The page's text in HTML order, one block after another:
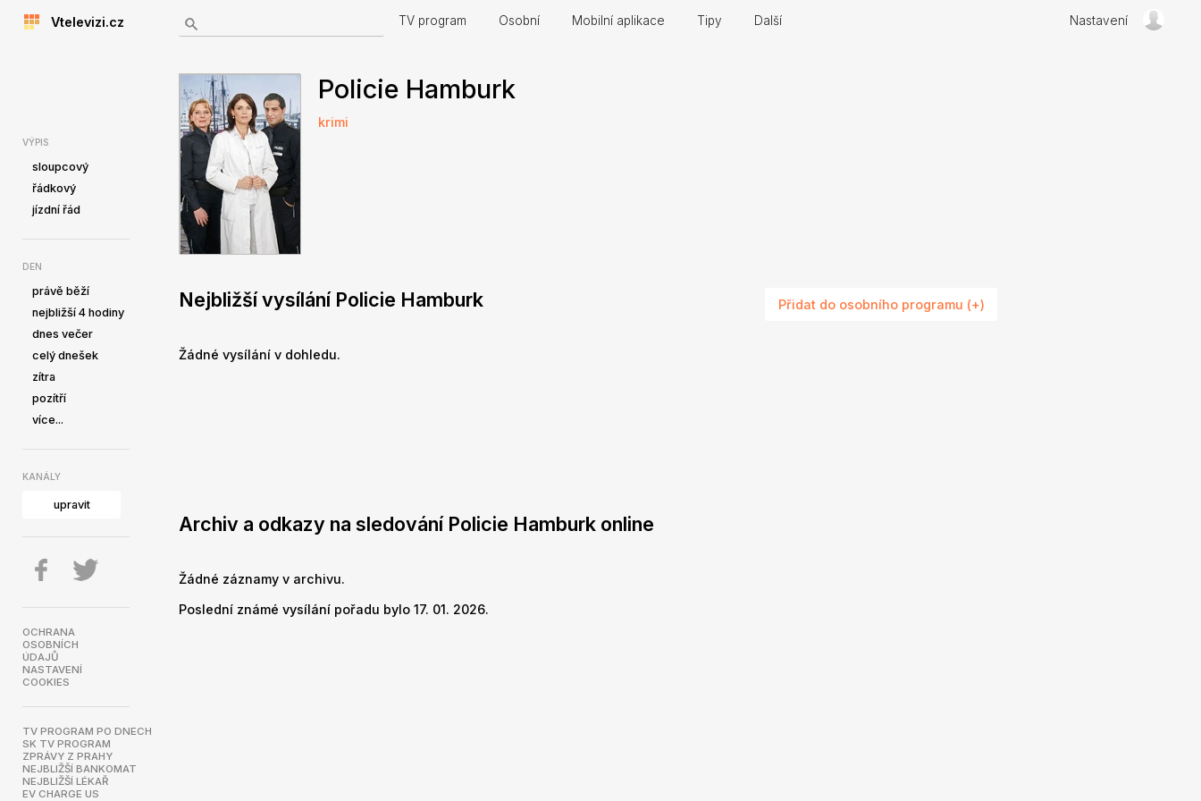
Vtelevizi.cz TV program Osobní Mobilní aplikace Tipy Další Nastavení
VÝPIS
sloupcový
řádkový
jízdní řád
DEN
právě běží
nejbližší 4 hodiny
dnes večer
celý dnešek
zítra
pozítří
více...
KANÁLY
upravit
OCHRANA
OSOBNÍCH
ÚDAJŮ
NASTAVENÍ
COOKIES
TV PROGRAM PO DNECH
SK TV PROGRAM
ZPRÁVY Z PRAHY
NEJBLIŽŠÍ BANKOMAT
NEJBLIŽŠÍ LÉKAŘ
EV CHARGE US
Policie Hamburk
krimi
Nejbližší vysílání Policie Hamburk
Žádné vysílání v dohledu.
Archiv a odkazy na sledování Policie Hamburk online
Žádné záznamy v archivu.
Poslední známé vysílání pořadu bylo 17. 01. 2026.
Přidat do osobního programu (+)